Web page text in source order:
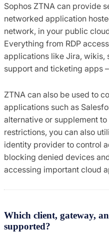
Sophos ZTNA can provide
networked application
network, in your public
Everything from RDP
applications like Jira, wikis,
support and ticketing apps
ZTNA can also be used to
applications such as
alternative or supplement
restrictions, you can also
identity provider to control
blocking denied devices
accessing important cloud
Which client, gateway,
supported?